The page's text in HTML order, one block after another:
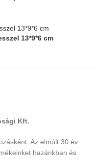
13*9*6 cm
Kft.
Az elmúlt 30 év
hazánkban és